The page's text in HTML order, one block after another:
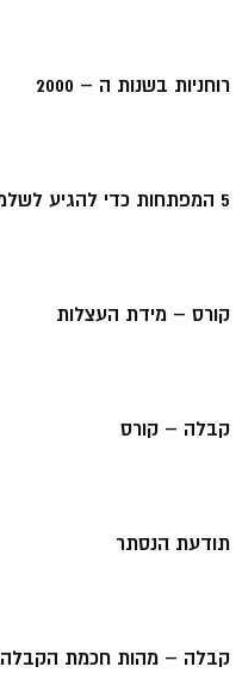
רוחניות בשנות ה – 2000
5 המפתחות כדי להגיע לשלמות
קורס – מידת העצלות
קבלה – קורס
תודעת הנסתר
קבלה – מהות חכמת הקבלה